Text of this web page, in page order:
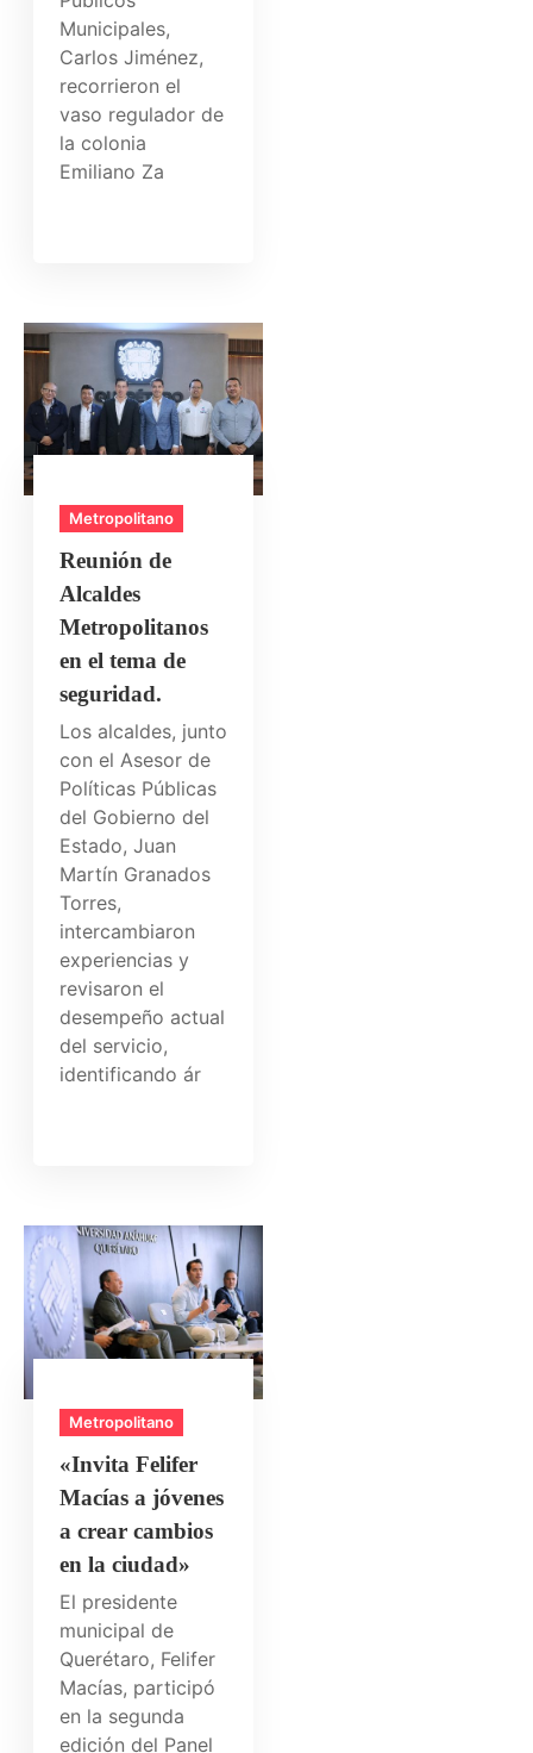
Municipales,
Carlos Jiménez,
recorrieron el
vaso regulador de
la colonia
Emiliano Za
Metropolitano
Reunión de
Alcaldes
Metropolitanos
en el tema de
seguridad.
Los alcaldes, junto
con el Asesor de
Políticas Públicas
del Gobierno del
Estado, Juan
Martín Granados
Torres,
intercambiaron
experiencias y
revisaron el
desempeño actual
del servicio,
identificando ár
Metropolitano
«Invita Felifer
Macías a jóvenes
a crear cambios
en la ciudad»
El presidente
municipal de
Querétaro, Felifer
Macías, participó
en la segunda
edición del Panel